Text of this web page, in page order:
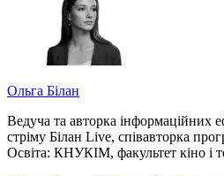
Ольга Білан
Ведуча та авторка інформаційних
стріму Білан Live, співавторка
Освіта: КНУКІМ, факультет кіно і